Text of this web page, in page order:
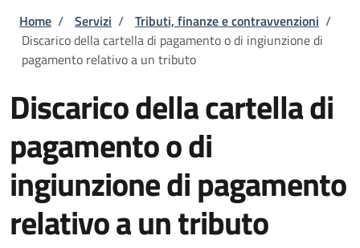
Briciole di pane
Home / Servizi / Tributi, finanze e contravvenzioni /
Discarico della cartella di pagamento o di ingiunzione di
pagamento relativo a un tributo
Discarico della cartella di
pagamento o di
ingiunzione di pagamento
relativo a un tributo